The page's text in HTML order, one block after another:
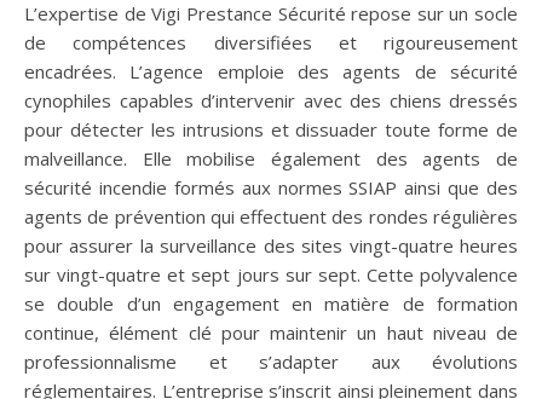
L’expertise de Vigi Prestance Sécurité repose sur un socle
de compétences diversifiées et rigoureusement
encadrées. L’agence emploie des agents de sécurité
cynophiles capables d’intervenir avec des chiens dressés
pour détecter les intrusions et dissuader toute forme de
malveillance. Elle mobilise également des agents de
sécurité incendie formés aux normes SSIAP ainsi que des
agents de prévention qui effectuent des rondes régulières
pour assurer la surveillance des sites vingt-quatre heures
sur vingt-quatre et sept jours sur sept. Cette polyvalence
se double d’un engagement en matière de formation
continue, élément clé pour maintenir un haut niveau de
professionnalisme et s’adapter aux évolutions
réglementaires. L’entreprise s’inscrit ainsi pleinement dans